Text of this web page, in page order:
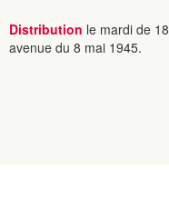
Distribution le mardi de
avenue du 8 mai 1945.